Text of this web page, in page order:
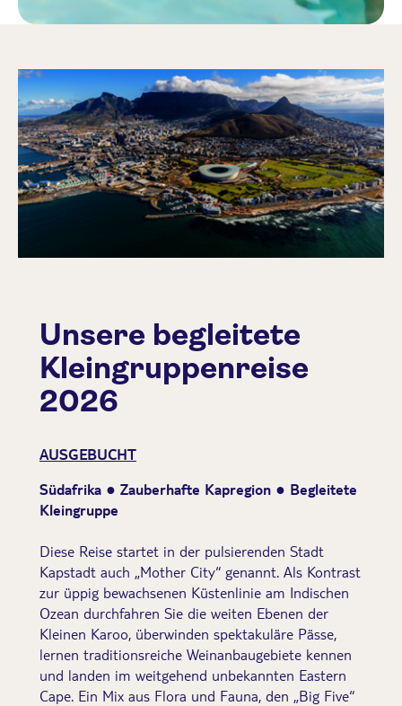
Unsere begleitete
Kleingruppenreise
2026
AUSGEBUCHT
Südafrika ● Zauberhafte Kapregion ● Begleitete
Kleingruppe
Diese Reise startet in der pulsierenden Stadt
Kapstadt auch „Mother City“ genannt. Als Kontrast
zur üppig bewachsenen Küstenlinie am Indischen
Ozean durchfahren Sie die weiten Ebenen der
Kleinen Karoo, überwinden spektakuläre Pässe,
lernen traditionsreiche Weinanbaugebiete kennen
und landen im weitgehend unbekannten Eastern
Cape. Ein Mix aus Flora und Fauna, den „Big Five“